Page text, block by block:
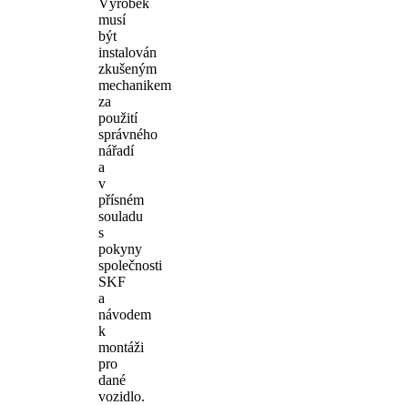
musí
být
instalován
zkušeným
mechanikem
za
použití
správného
nářadí
a
v
přísném
souladu
s
pokyny
společnosti
SKF
a
návodem
k
montáži
pro
dané
vozidlo.